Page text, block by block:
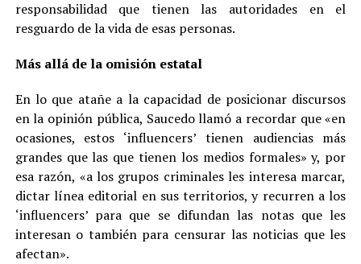
responsabilidad que tienen las autoridades en el
resguardo de la vida de esas personas.
Más allá de la omisión estatal
En lo que atañe a la capacidad de posicionar discursos
en la opinión pública, Saucedo llamó a recordar que «en
ocasiones, estos ‘influencers’ tienen audiencias más
grandes que las que tienen los medios formales» y, por
esa razón, «a los grupos criminales les interesa marcar,
dictar línea editorial en sus territorios, y recurren a los
‘influencers’ para que se difundan las notas que les
interesan o también para censurar las noticias que les
afectan».